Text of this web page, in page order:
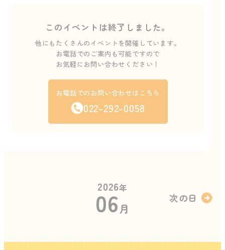
このイベントは終了しました。
他にもたくさんのイベントを開催しています。
お電話でのご案内も可能ですので
お気軽にお問い合わせください！
お電話でのお問い合わせはこちら
022-292-0058
2026年
06月
次の日